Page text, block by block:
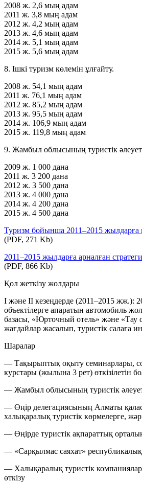
2008 ж. 2,6 мың адам
2011 ж. 3,8 мың адам
2012 ж. 4,2 мың адам
2013 ж. 4,6 мың адам
2014 ж. 5,1 мың адам
2015 ж. 5,6 мың адам
8. Ішкі туризм көлемін ұлғайту.
2008 ж. 54,1 мың адам
2011 ж. 76,1 мың адам
2012 ж. 85,2 мың адам
2013 ж. 95,5 мың адам
2014 ж. 106,9 мың адам
2015 ж. 119,8 мың адам
9. Жамбыл облысының туристік
2009 ж. 1 000 дана
2011 ж. 3 200 дана
2012 ж. 3 500 дана
2013 ж. 4 000 дана
2014 ж. 4 200 дана
2015 ж. 4 500 дана
Туризм бойынша 2011–2015 жылдарға
(PDF, 271 Kb)
2011–2015 жылдарға арналған
(PDF, 866 Kb)
Қол жеткізу жолдары
І және ІІ кезеңдерде (2011–2015
объектілерге апаратын автомобиль
базасы, «Юрточный отель» және «Тау
жағдайлар жасалып, туристік салаға
Шаралар
— Тақырыптық оқыту семинарлары,
курстары (жылына 3 рет) өткізілетін
— Жамбыл облысының туристік
— Өңір делегациясының Алматы
халықаралық туристік көрмелерге,
— Өңірде туристік ақпараттық
— «Сарқылмас саяхат» республикалық
— Халықаралық туристік компаниялар
өткізу